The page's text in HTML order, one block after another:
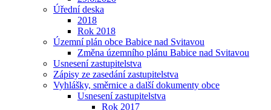
Úřední deska
2018
Rok 2018
Územní plán obce Babice nad Svitavou
Změna územního plánu Babice nad Svitavou
Usnesení zastupitelstva
Zápisy ze zasedání zastupitelstva
Vyhlášky, směrnice a další dokumenty obce
Usnesení zastupitelstva
Rok 2017